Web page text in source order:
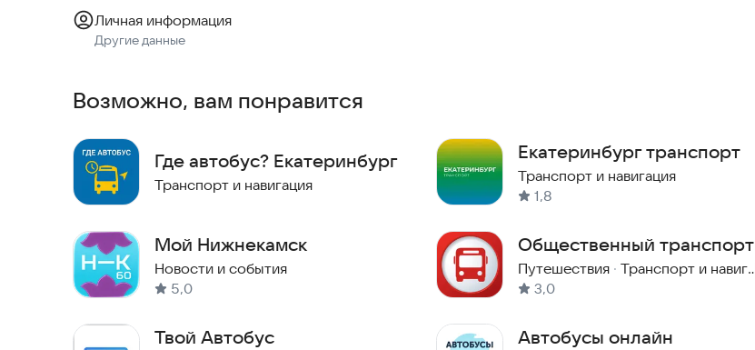
Личная информация
Другие данные
Возможно, вам понравится
Где автобус? Екатеринбург
Транспорт и навигация
Мой Нижнекамск
Новости и события
5,0
Твой Автобус
Екатеринбург транспорт
Транспорт и навигация
1,8
Общественный транспорт
Путешествия · Транспорт и навигация
3,0
Автобусы онлайн